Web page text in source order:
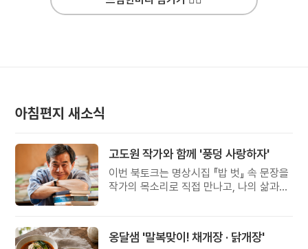
아침편지 새소식
고도원 작가와 함께 '풍덩 사랑하자'
이번 북토크는 명상시집 『밥 벗』 속 문장을
작가의 목소리로 직접 만나고, 나의 삶과
옹달샘 '말복맞이! 채개장 · 닭개장'